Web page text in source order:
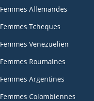
Femmes Allemandes
Femmes Tcheques
Femmes Venezuelien
Femmes Roumaines
Femmes Argentines
Femmes Colombiennes